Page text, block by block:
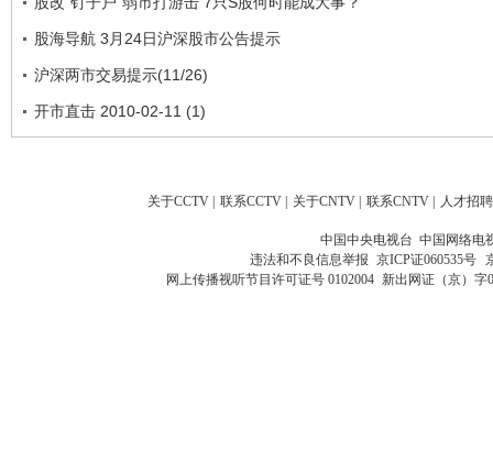
股海导航 3月24日沪深股市公告提示
沪深两市交易提示(11/26)
开市直击 2010-02-11 (1)
关于CCTV | 联系CCTV | 关于CNTV | 联系CNTV | 人才招聘
中国中央电视台 中国网络电
违法和不良信息举报 京ICP证060535号
网上传播视听节目许可证号 0102004 新出网证（京）